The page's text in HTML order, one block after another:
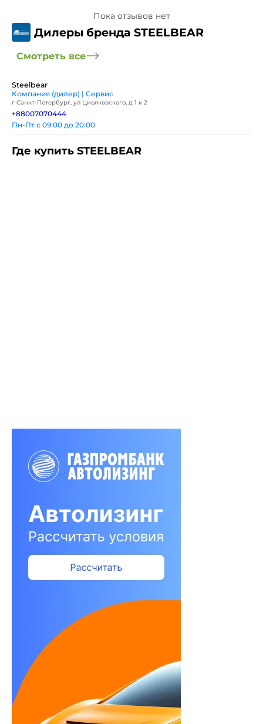
Пока отзывов нет
Дилеры бренда STEELBEAR
Смотреть все
Steelbear
Компания (дилер) | Сервис
г Санкт-Петербург, ул Циолковского, д 1 к 2
+88007070444
Пн-Пт с 09:00 до 20:00
Где купить STEELBEAR